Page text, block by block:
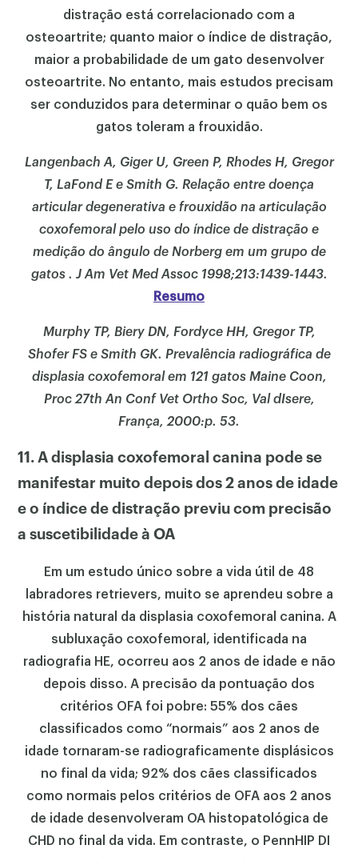
distração está correlacionado com a
osteoartrite; quanto maior o índice de distração,
maior a probabilidade de um gato desenvolver
osteoartrite. No entanto, mais estudos precisam
ser conduzidos para determinar o quão bem os
gatos toleram a frouxidão.
Langenbach A, Giger U, Green P, Rhodes H, Gregor
T, LaFond E e Smith G. Relação entre doença
articular degenerativa e frouxidão na articulação
coxofemoral pelo uso do índice de distração e
medição do ângulo de Norberg em um grupo de
gatos . J Am Vet Med Assoc 1998;213:1439-1443.
Resumo
Murphy TP, Biery DN, Fordyce HH, Gregor TP,
Shofer FS e Smith GK. Prevalência radiográfica de
displasia coxofemoral em 121 gatos Maine Coon,
Proc 27th An Conf Vet Ortho Soc, Val dIsere,
França, 2000:p. 53.
11. A displasia coxofemoral canina pode se
manifestar muito depois dos 2 anos de idade
e o índice de distração previu com precisão
a suscetibilidade à OA
Em um estudo único sobre a vida útil de 48
labradores retrievers, muito se aprendeu sobre a
história natural da displasia coxofemoral canina. A
subluxação coxofemoral, identificada na
radiografia HE, ocorreu aos 2 anos de idade e não
depois disso. A precisão da pontuação dos
critérios OFA foi pobre: 55% dos cães
classificados como “normais” aos 2 anos de
idade tornaram-se radiograficamente displásicos
no final da vida; 92% dos cães classificados
como normais pelos critérios de OFA aos 2 anos
de idade desenvolveram OA histopatológica de
CHD no final da vida. Em contraste, o PennHIP DI